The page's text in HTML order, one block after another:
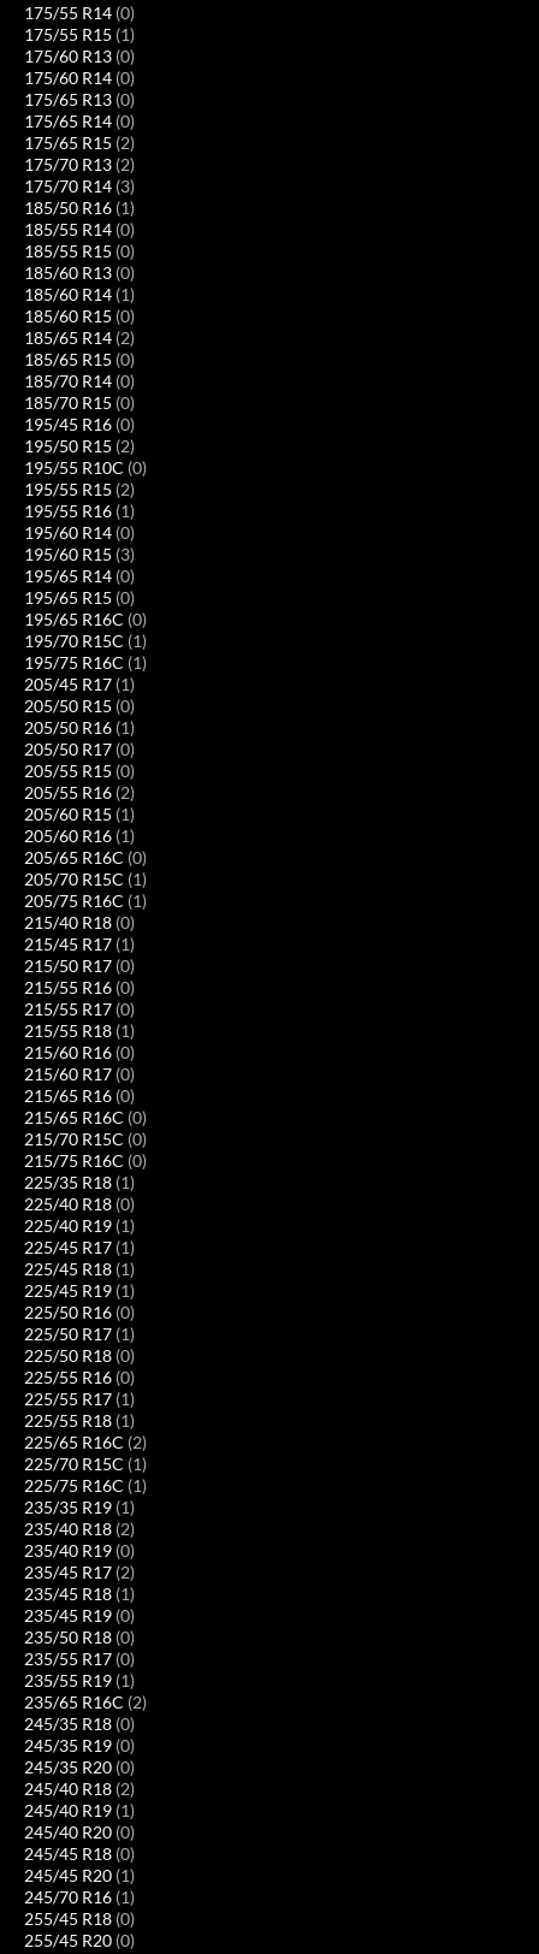
175/55 R14 (0)
175/55 R15 (1)
175/60 R13 (0)
175/60 R14 (0)
175/65 R13 (0)
175/65 R14 (0)
175/65 R15 (2)
175/70 R13 (2)
175/70 R14 (3)
185/50 R16 (1)
185/55 R14 (0)
185/55 R15 (0)
185/60 R13 (0)
185/60 R14 (1)
185/60 R15 (0)
185/65 R14 (2)
185/65 R15 (0)
185/70 R14 (0)
185/70 R15 (0)
195/45 R16 (0)
195/50 R15 (2)
195/55 R10C (0)
195/55 R15 (2)
195/55 R16 (1)
195/60 R14 (0)
195/60 R15 (3)
195/65 R14 (0)
195/65 R15 (0)
195/65 R16C (0)
195/70 R15C (1)
195/75 R16C (1)
205/45 R17 (1)
205/50 R15 (0)
205/50 R16 (1)
205/50 R17 (0)
205/55 R15 (0)
205/55 R16 (2)
205/60 R15 (1)
205/60 R16 (1)
205/65 R16C (0)
205/70 R15C (1)
205/75 R16C (1)
215/40 R18 (0)
215/45 R17 (1)
215/50 R17 (0)
215/55 R16 (0)
215/55 R17 (0)
215/55 R18 (1)
215/60 R16 (0)
215/60 R17 (0)
215/65 R16 (0)
215/65 R16C (0)
215/70 R15C (0)
215/75 R16C (0)
225/35 R18 (1)
225/40 R18 (0)
225/40 R19 (1)
225/45 R17 (1)
225/45 R18 (1)
225/45 R19 (1)
225/50 R16 (0)
225/50 R17 (1)
225/50 R18 (0)
225/55 R16 (0)
225/55 R17 (1)
225/55 R18 (1)
225/65 R16C (2)
225/70 R15C (1)
225/75 R16C (1)
235/35 R19 (1)
235/40 R18 (2)
235/40 R19 (0)
235/45 R17 (2)
235/45 R18 (1)
235/45 R19 (0)
235/50 R18 (0)
235/55 R17 (0)
235/55 R19 (1)
235/65 R16C (2)
245/35 R18 (0)
245/35 R19 (0)
245/35 R20 (0)
245/40 R18 (2)
245/40 R19 (1)
245/40 R20 (0)
245/45 R18 (0)
245/45 R20 (1)
245/70 R16 (1)
255/45 R18 (0)
255/45 R20 (0)